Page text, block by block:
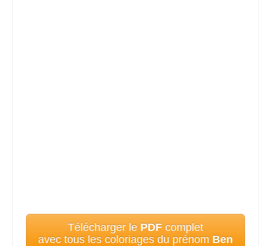
Télécharger le PDF complet
avec tous les coloriages du prénom Ben